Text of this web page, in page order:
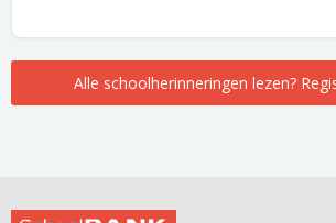
Alle schoolherinneringen lezen?